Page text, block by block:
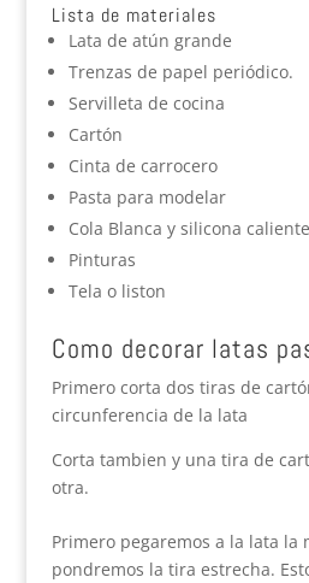
Lista de materiales
Lata de atún grande
Trenzas de papel periódico.
Servilleta de cocina
Cartón
Cinta de carrocero
Pasta para modelar
Cola Blanca y silicona caliente
Pinturas
Tela o liston
Como decorar latas
Primero corta dos tiras de
circunferencia de la lata
Corta tambien y una tira de
otra.
Primero pegaremos a la lata la
pondremos la tira estrecha.